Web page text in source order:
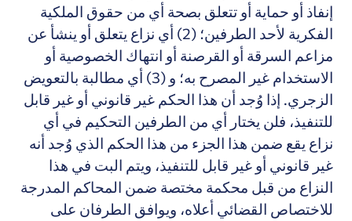
إنفاذ أو حماية أو تتعلق بصحة أي من حقوق الملكية
الفكرية لأحد الطرفين؛ (2) أي نزاع يتعلق أو ينشأ عن
مزاعم السرقة أو القرصنة أو انتهاك الخصوصية أو
الاستخدام غير المصرح به؛ و (3) أي مطالبة بالتعويض
الزجري. إذا وُجد أن هذا الحكم غير قانوني أو غير قابل
للتنفيذ، فلن يختار أي من الطرفين التحكيم في أي
نزاع يقع ضمن هذا الجزء من هذا الحكم الذي وُجد أنه
غير قانوني أو غير قابل للتنفيذ، ويتم البت في هذا
النزاع من قبل محكمة مختصة ضمن المحاكم المدرجة
للاختصاص القضائي أعلاه، ويوافق الطرفان على